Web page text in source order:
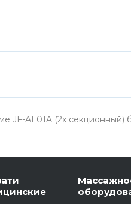
JF-AL01A (2х секционный)